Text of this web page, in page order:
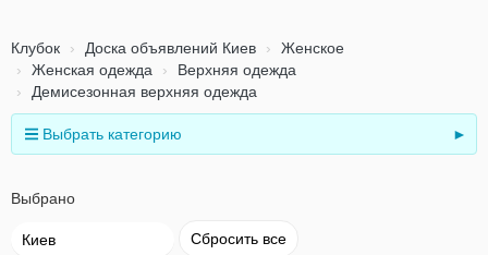
Клубок Доска объявлений Киев
Женское
Женская одежда
Верхняя одежда
Демисезонная верхняя одежда
Выбрать категорию ►
Выбрано
Киев Сбросить все